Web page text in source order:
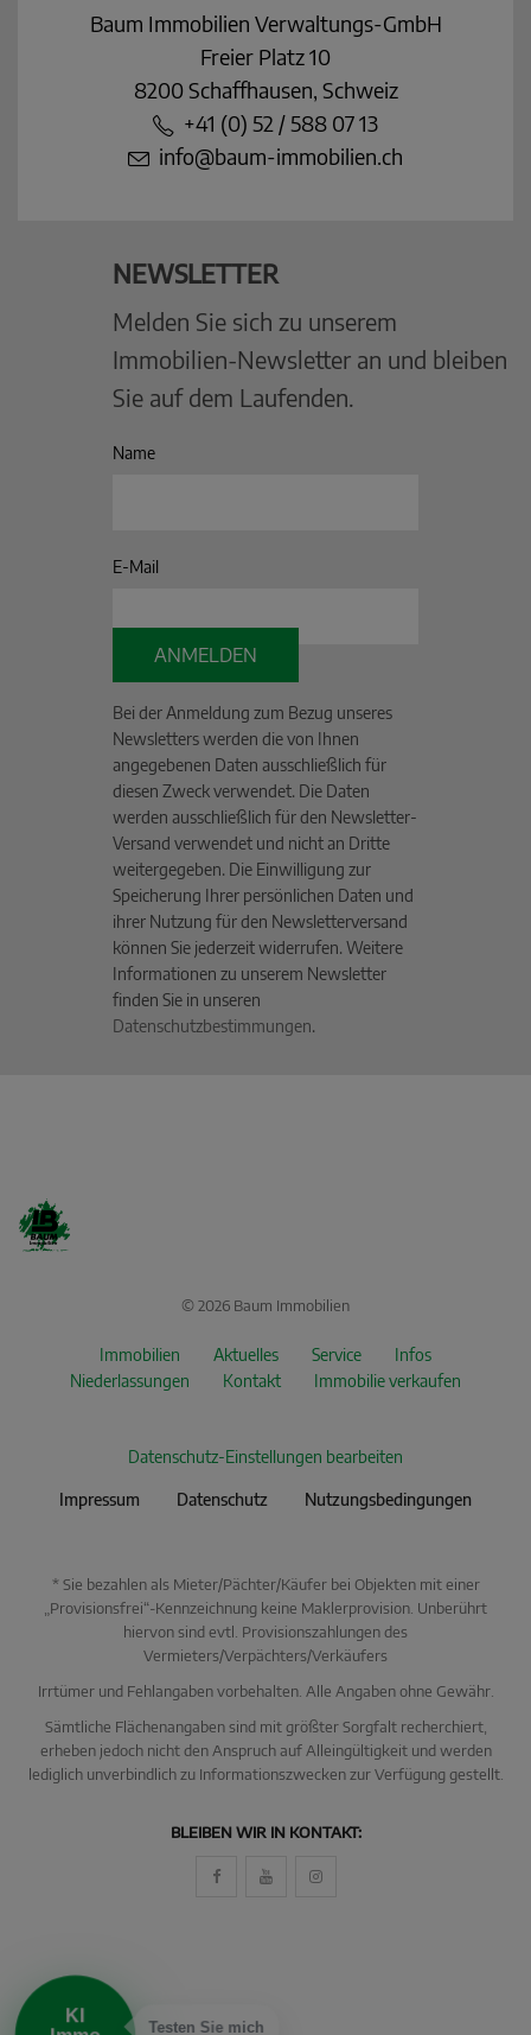
KI
Testen Sie mich
Beschreiben Sie kurz, was Sie suchen.
Baum Immobilien Verwaltungs-GmbH
Freier Platz 10
8200 Schaffhausen, Schweiz
+41 (0) 52 / 588 07 13
info@baum-immobilien.ch
NEWSLETTER
Melden Sie sich zu unserem
Immobilien-Newsletter an und bleiben
Sie auf dem Laufenden.
Name
E-Mail
ANMELDEN
Bei der Anmeldung zum Bezug unseres
Newsletters werden die von Ihnen
angegebenen Daten ausschließlich für
diesen Zweck verwendet. Die Daten
werden ausschließlich für den Newsletter-
Versand verwendet und nicht an Dritte
weitergegeben. Die Einwilligung zur
Speicherung Ihrer persönlichen Daten und
ihrer Nutzung für den Newsletterversand
können Sie jederzeit widerrufen. Weitere
Informationen zu unserem Newsletter
finden Sie in unseren
Datenschutzbestimmungen.
© 2026 Baum Immobilien
Immobilien Aktuelles Service
Infos
Niederlassungen
Kontakt Immobilie verkaufen
Datenschutz-Einstellungen bearbeiten
Impressum Datenschutz Nutzungsbedingungen
* Sie bezahlen als Mieter/Pächter/Käufer bei Objekten mit einer
„Provisionsfrei“-Kennzeichnung keine Maklerprovision. Unberührt
hiervon sind evtl. Provisionszahlungen des
Vermieters/Verpächters/Verkäufers
Irrtümer und Fehlangaben vorbehalten. Alle Angaben ohne Gewähr.
Sämtliche Flächenangaben sind mit größter Sorgfalt recherchiert,
erheben jedoch nicht den Anspruch auf Alleingültigkeit und werden
lediglich unverbindlich zu Informationszwecken zur Verfügung gestellt.
BLEIBEN WIR IN KONTAKT: